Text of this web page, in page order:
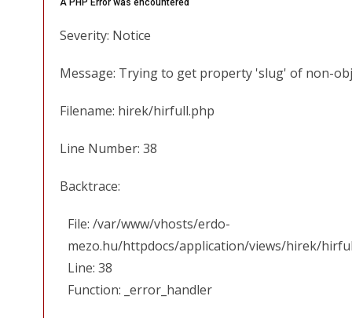
A PHP Error was encountered
Severity: Notice
Message: Trying to get property 'slug' of non-
Filename: hirek/hirfull.php
Line Number: 38
Backtrace:
File: /var/www/vhosts/erdo-
mezo.hu/httpdocs/application/views/hirek/
Line: 38
Function: _error_handler